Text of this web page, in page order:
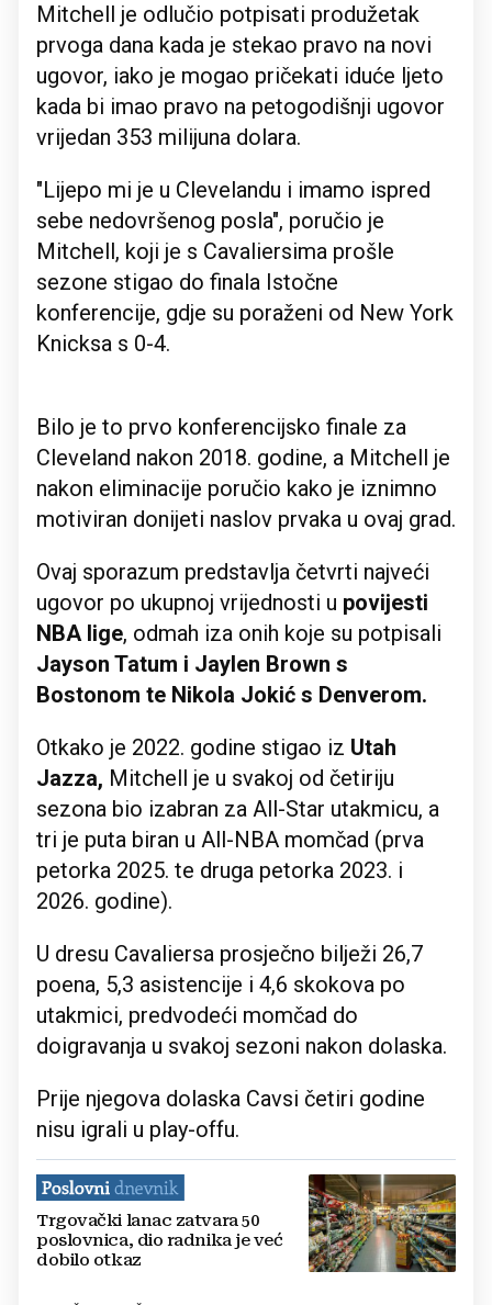
Mitchell je odlučio potpisati produžetak
prvoga dana kada je stekao pravo na novi
ugovor, iako je mogao pričekati iduće ljeto
kada bi imao pravo na petogodišnji ugovor
vrijedan 353 milijuna dolara.
"Lijepo mi je u Clevelandu i imamo ispred
sebe nedovršenog posla", poručio je
Mitchell, koji je s Cavaliersima prošle
sezone stigao do finala Istočne
konferencije, gdje su poraženi od New York
Knicksa s 0-4.
Bilo je to prvo konferencijsko finale za
Cleveland nakon 2018. godine, a Mitchell je
nakon eliminacije poručio kako je iznimno
motiviran donijeti naslov prvaka u ovaj grad.
Ovaj sporazum predstavlja četvrti najveći
ugovor po ukupnoj vrijednosti u povijesti
NBA lige, odmah iza onih koje su potpisali
Jayson Tatum i Jaylen Brown s
Bostonom te Nikola Jokić s Denverom.
Otkako je 2022. godine stigao iz Utah
Jazza, Mitchell je u svakoj od četiriju
sezona bio izabran za All-Star utakmicu, a
tri je puta biran u All-NBA momčad (prva
petorka 2025. te druga petorka 2023. i
2026. godine).
U dresu Cavaliersa prosječno bilježi 26,7
poena, 5,3 asistencije i 4,6 skokova po
utakmici, predvodeći momčad do
doigravanja u svakoj sezoni nakon dolaska.
Prije njegova dolaska Cavsi četiri godine
nisu igrali u play-offu.
Trgovački lanac zatvara 50
poslovnica, dio radnika je već
dobilo otkaz